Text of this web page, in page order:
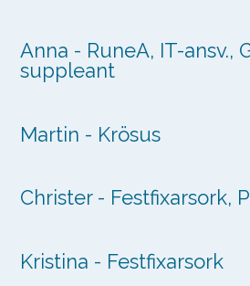
Anna - RuneA, IT-ansv.,
suppleant
Martin - Krösus
Christer - Festfixarsork,
Kristina - Festfixarsork